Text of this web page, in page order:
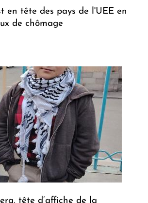
en tête des pays de l'UEE en
de chômage
tête d’affiche de la